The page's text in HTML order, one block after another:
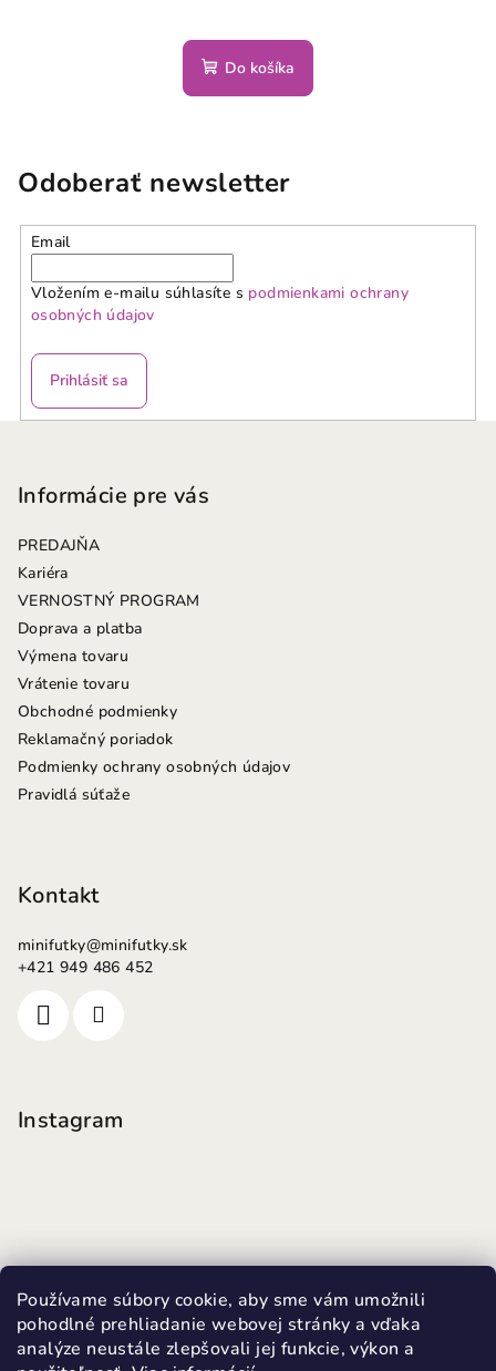
Používame súbory cookie, aby sme vám umožnili
pohodlné prehliadanie webovej stránky a vďaka
analýze neustále zlepšovali jej funkcie, výkon a
Do košíka
Odoberať newsletter
Email
Vložením e-mailu súhlasíte s podmienkami ochrany
osobných údajov
Prihlásiť sa
Informácie pre vás
PREDAJŇA
Kariéra
VERNOSTNÝ PROGRAM
Doprava a platba
Výmena tovaru
Vrátenie tovaru
Obchodné podmienky
Reklamačný poriadok
Podmienky ochrany osobných údajov
Pravidlá súťaže
Kontakt
minifutky@minifutky.sk
+421 949 486 452
Instagram